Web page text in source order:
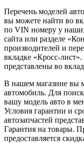
Перечень моделей
вы можете найти во
по VIN номеру у
сайта или разделе
производителей и
вкладке «Кросс-
представлены во
В нашем магазине вы
автомобиль. Для
вашу модель авто в
Условия гарантии и
автозапчастей
Гарантия на товары.
предоставляется